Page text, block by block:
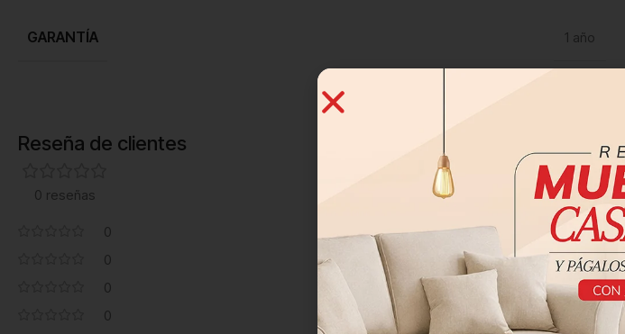
GARANTÍA 1 año
Reseña de clientes
0 reseñas
0
0
0
0